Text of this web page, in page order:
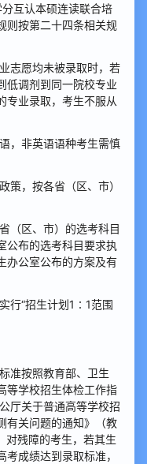
互认本硕连读联合培
则按第二十四条相关规
志愿均未被录取时，若
低调剂到同一院校专业
专业录取，考生不服从
，非英语语种考生需慎
策，按各省（区、市）
（区、市）的选考科目
公布的选考科目要求执
办公室公布的方案及有
行“招生计划1∶1范围
准按照教育部、卫生
等学校招生体检工作指
厅关于普通高等学校招
有关问题的通知》（教
对残障的考生，若其生
成绩达到录取标准，